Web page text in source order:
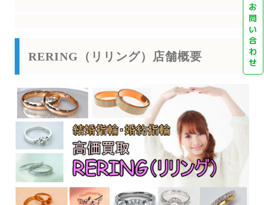
RERING（リリング）店舗概要
お
問
い
合
わ
せ